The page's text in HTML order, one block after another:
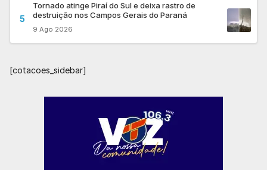
5
Tornado atinge Piraí do Sul e deixa rastro de
destruição nos Campos Gerais do Paraná
9 Ago 2026
[cotacoes_sidebar]